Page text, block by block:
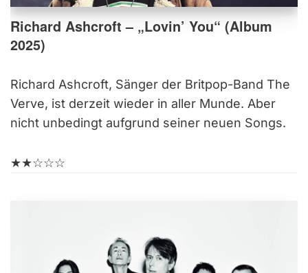
Richard Ashcroft – „Lovin’ You“ (Album
2025)
Richard Ashcroft, Sänger der Britpop-Band The
Verve, ist derzeit wieder in aller Munde. Aber
nicht unbedingt aufgrund seiner neuen Songs.
★★☆☆☆